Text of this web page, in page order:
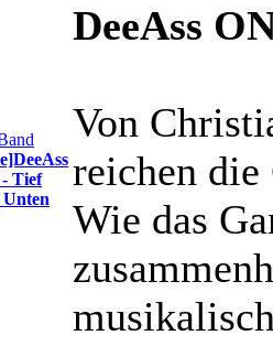
Tief
DeeAss
Von
reichen die
Wie das